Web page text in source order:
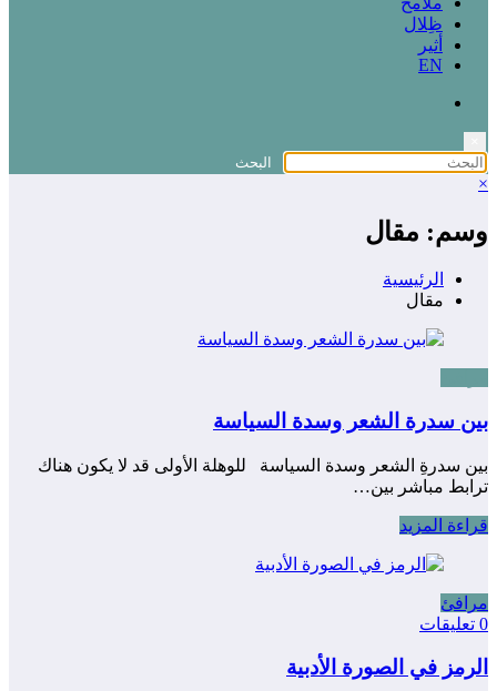
ظِلال
أثير
EN
×
وسم: مقال
الرئيسية
مقال
بين سدرة الشعر وسدة السياسة
بين سدرةِ الشعر وسدة السياسة للوهلة الأولى قد لا يكون هناك
ترابط مباشر بين…
قراءة المزيد
مرافئ
0 تعليقات
الرمز في الصورة الأدبية